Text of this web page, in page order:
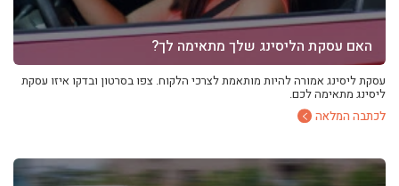
האם עסקת הליסינג שלך מתאימה לך?
עסקת ליסינג אמורה להיות מותאמת לצרכי הלקוח. צפו בסרטון ובדקו איזו עסקת
ליסינג מתאימה לכם.
לכתבה המלאה